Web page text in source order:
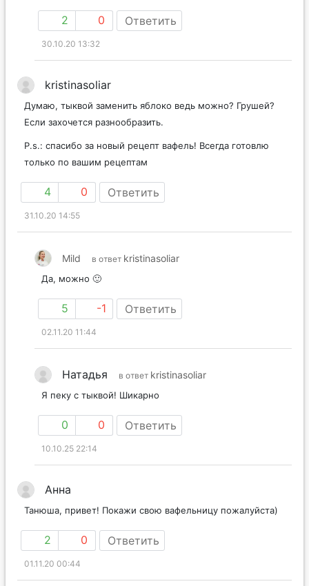
2 0 Ответить
30.10.20 13:32
kristinasoliar
Думаю, тыквой заменить яблоко ведь можно? Грушей?
Если захочется разнообразить.
P.s.: спасибо за новый рецепт вафель! Всегда готовлю
только по вашим рецептам
4 0 Ответить
31.10.20 14:55
Mild в ответ kristinasoliar
Да, можно 🙂
5 -1 Ответить
02.11.20 11:44
Натадья в ответ kristinasoliar
Я пеку с тыквой! Шикарно
0 0 Ответить
10.10.25 22:14
Анна
Танюша, привет! Покажи свою вафельницу пожалуйста)
2 0 Ответить
01.11.20 00:44